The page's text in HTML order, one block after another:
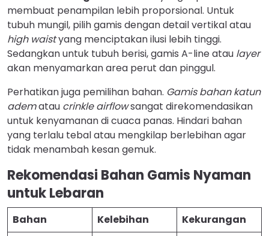
membuat penampilan lebih proporsional. Untuk
tubuh mungil, pilih gamis dengan detail vertikal atau
high waistyang menciptakan ilusi lebih tinggi.
Sedangkan untuk tubuh berisi, gamis A-line atau layer
akan menyamarkan area perut dan pinggul.
Perhatikan juga pemilihan bahan. Gamis bahan katun
adematau crinkle airflowsangat direkomendasikan
untuk kenyamanan di cuaca panas. Hindari bahan
yang terlalu tebal atau mengkilap berlebihan agar
tidak menambah kesan gemuk.
Rekomendasi Bahan Gamis Nyaman
untuk Lebaran
Bahan Kelebihan
Kekurangan